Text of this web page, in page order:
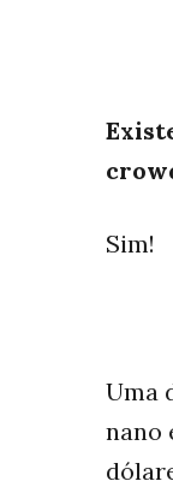
Sim!
Uma
nano